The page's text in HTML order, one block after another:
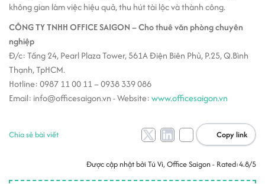
không gian làm việc hiệu quả, thu hút tài lộc và thành công.
CÔNG TY TNHH OFFICE SAIGON – Cho thuê văn phòng chuyên
nghiệp
Đ/c: Tầng 24, Pearl Plaza Tower, 561A Điện Biên Phủ, P.25, Q.Bình
Thạnh, TpHCM.
Hotline: 0987 11 00 11 – 0938 339 086
Email: info@officesaigon.vn - Website:www.officesaigon.vn
Chia sẻ bài viết Copy link
Được cập nhật bởi Tú Vi, Office Saigon - Rated:4.8/5